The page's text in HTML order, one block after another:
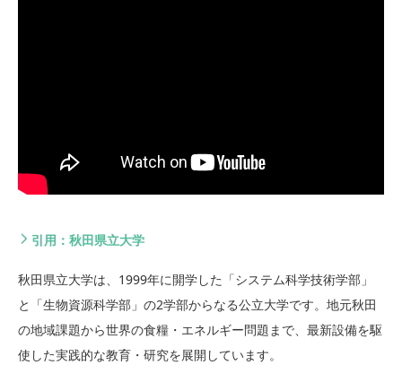
引用：秋田県立大学
秋田県立大学は、1999年に開学した「システム科学技術学部」
と「生物資源科学部」の2学部からなる公立大学です。地元秋田
の地域課題から世界の食糧・エネルギー問題まで、最新設備を駆
使した実践的な教育・研究を展開しています。